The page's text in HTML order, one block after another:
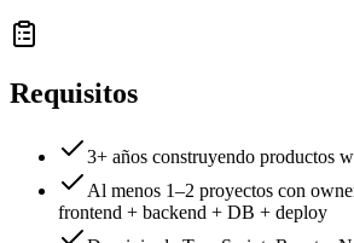
Requisitos
3+ años construyendo productos
Al menos 1–2 proyectos con
frontend + backend + DB + deploy